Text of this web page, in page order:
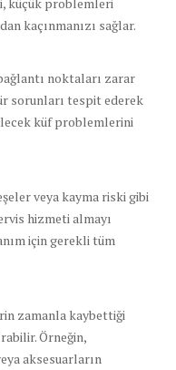
kaçınmanızı sağlar.
noktaları zarar
sorunları tespit ederek
küf problemlerini
veya kayma riski gibi
hizmeti almayı
için gerekli tüm
zamanla kaybettiği
Örneğin,
aksesuarların